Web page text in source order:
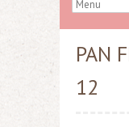
PAN
12